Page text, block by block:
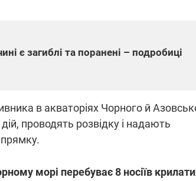
є загиблі та поранені – подробиці
в акваторіях Чорного й
проводять розвідку і надають
морі перебуває 8 носіїв
після
взялося за колишнього
11.08.2025 15:16